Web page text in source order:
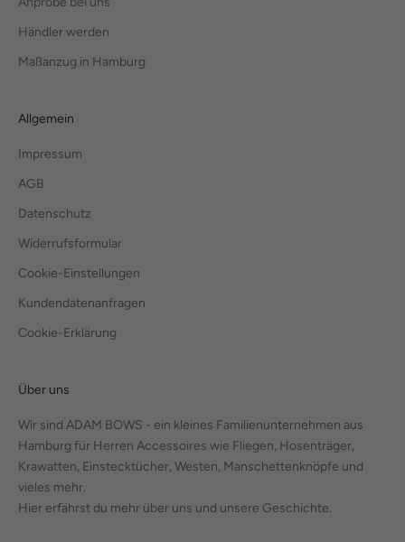
Händler werden
Maßanzug in Hamburg
Allgemein
Impressum
AGB
Datenschutz
Widerrufsformular
Cookie-Einstellungen
Kundendatenanfragen
Cookie-Erklärung
Über uns
Wir sind ADAM BOWS - ein kleines Familienunternehmen aus
Hamburg für Herren Accessoires wie Fliegen, Hosenträger,
Krawatten, Einstecktücher, Westen, Manschettenknöpfe und
vieles mehr.
Hier erfährst du mehr über uns und unsere Geschichte.